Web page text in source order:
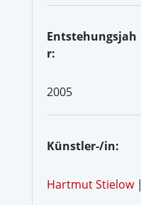
Entstehungsjah
r:
2005
Künstler-/in:
Hartmut Stielow|